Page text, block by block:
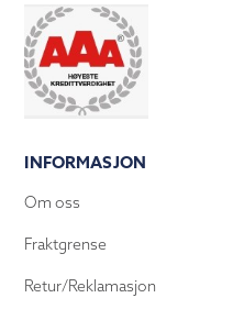
INFORMASJON
Om oss
Fraktgrense
Retur/Reklamasjon